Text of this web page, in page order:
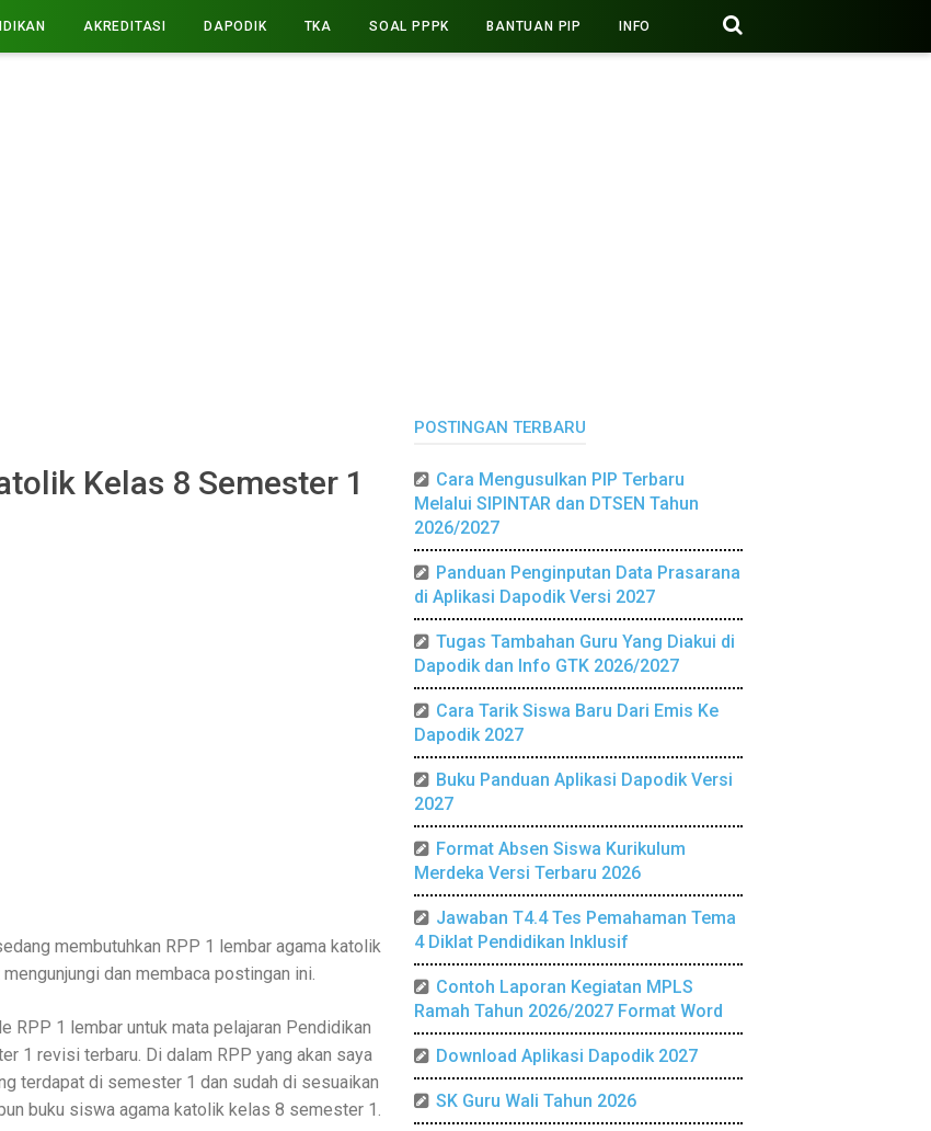
AKREDITASI DAPODIK TKA SOAL PPPK BANTUAN PIP INFO
Kelas 8 Semester 1
membutuhkan RPP 1 lembar agama katolik
dan membaca postingan ini.
RPP 1 lembar untuk mata pelajaran Pendidikan
1 revisi terbaru. Di dalam RPP yang akan saya
terdapat di semester 1 dan sudah di sesuaikan
buku siswa agama katolik kelas 8 semester 1.
POSTINGAN TERBARU
Cara Mengusulkan PIP Terbaru
Melalui SIPINTAR dan DTSEN Tahun
2026/2027
Panduan Penginputan Data Prasarana
di Aplikasi Dapodik Versi 2027
Tugas Tambahan Guru Yang Diakui di
Dapodik dan Info GTK 2026/2027
Cara Tarik Siswa Baru Dari Emis Ke
Dapodik 2027
Buku Panduan Aplikasi Dapodik Versi
2027
Format Absen Siswa Kurikulum
Merdeka Versi Terbaru 2026
Jawaban T4.4 Tes Pemahaman Tema
4 Diklat Pendidikan Inklusif
Contoh Laporan Kegiatan MPLS
Ramah Tahun 2026/2027 Format Word
Download Aplikasi Dapodik 2027
SK Guru Wali Tahun 2026